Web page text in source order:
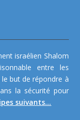
israélien Shalom
entre les
le but de répondre à
la sécurité pour
suivants...